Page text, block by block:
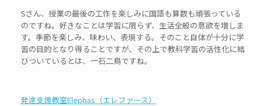
Sさん、授業の最後の工作を楽しみに国語も算数も頑張っている
のですね。好きなことは学習に限らず、生活全般の意欲を増しま
す。季節を楽しみ、味わい、表現する。そのこと自体が十分に学
習の目的となり得ることですが、その上で教科学習の活性化に結
びついているとは、一石二鳥ですね。
発達支援教室Elephas（エレファース）